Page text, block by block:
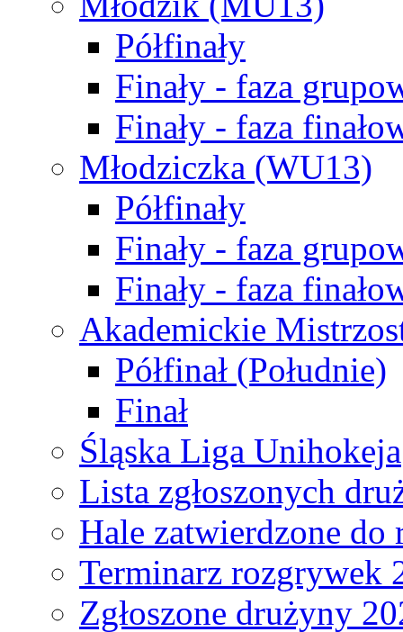
Półfinały
Finały - faza
Finały - faza
Młodziczka (WU13)
Półfinały
Finały - faza
Finały - faza
Akademickie
Półfinał (Południe)
Finał
Śląska Liga Unihokeja
Lista zgłoszonych
Hale zatwierdzone do
Terminarz rozgrywek
Zgłoszone drużyny